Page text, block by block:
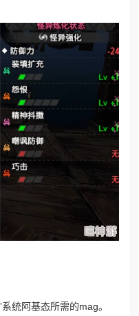
统阿基态所需的mag。